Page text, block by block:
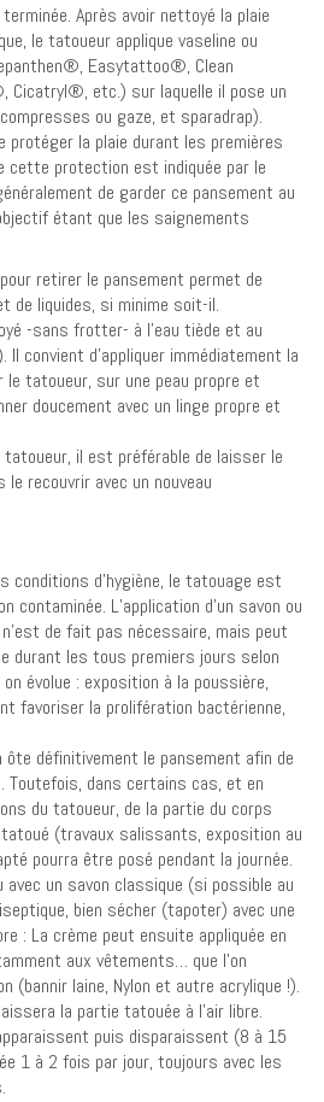
Après avoir nettoyé la plaie
le tatoueur applique vaseline ou
Easytattoo®, Clean
Cicatryl®, etc.) sur laquelle il pose un
ou gaze, et sparadrap).
protéger la plaie durant les premières
cette protection est indiquée par le
de garder ce pansement au
étant que les saignements
retirer le pansement permet de
de liquides, si minime soit-il.
-sans frotter- à l’eau tiède et au
convient d’appliquer immédiatement la
le tatoueur, sur une peau propre et
doucement avec un linge propre et
il est préférable de laisser le
recouvrir avec un nouveau
conditions d’hygiène, le tatouage est
contaminée. L’application d’un savon ou
de fait pas nécessaire, mais peut
durant les tous premiers jours selon
évolue : exposition à la poussière,
favoriser la prolifération bactérienne,
ôte définitivement le pansement afin de
Toutefois, dans certains cas, et en
du tatoueur, de la partie du corps
(travaux salissants, exposition au
pourra être posé pendant la journée.
un savon classique (si possible au
bien sécher (tapoter) avec une
: La crème peut ensuite appliquée en
aux vêtements… que l’on
(bannir laine, Nylon et autre acrylique !).
la partie tatouée à l’air libre.
puis disparaissent (8 à 15
1 à 2 fois par jour, toujours avec les